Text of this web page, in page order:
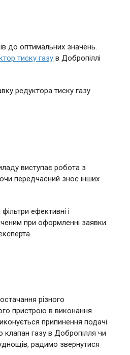
до оптимальних значень.
тиску газу в Добропіллі
редуктора тиску газу
виступає робота з
передчасний знос інших
ефективні і
при оформленні заявки.
різного
пристрою в виконання
припинення подачі
клапан газу в Добропілля чи
радимо звернутися